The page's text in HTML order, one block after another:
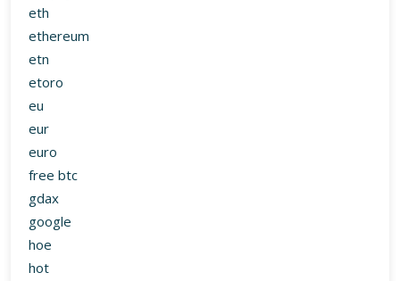
eth
ethereum
etn
etoro
eu
eur
euro
free btc
gdax
google
hoe
hot